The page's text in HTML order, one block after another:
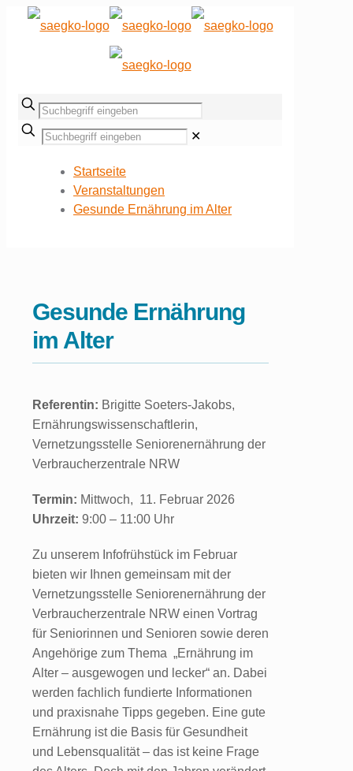
✕
Startseite
Veranstaltungen
Gesunde Ernährung im Alter
Gesunde Ernährung
im Alter
Referentin: Brigitte Soeters-Jakobs,
Ernährungswissenschaftlerin,
Vernetzungsstelle Seniorenernährung der
Verbraucherzentrale NRW
Termin: Mittwoch, 11. Februar 2026
Uhrzeit: 9:00 – 11:00 Uhr
Zu unserem Infofrühstück im Februar
bieten wir Ihnen gemeinsam mit der
Vernetzungsstelle Seniorenernährung der
Verbraucherzentrale NRW einen Vortrag
für Seniorinnen und Senioren sowie deren
Angehörige zum Thema „Ernährung im
Alter – ausgewogen und lecker“ an. Dabei
werden fachlich fundierte Informationen
und praxisnahe Tipps gegeben. Eine gute
Ernährung ist die Basis für Gesundheit
und Lebensqualität – das ist keine Frage